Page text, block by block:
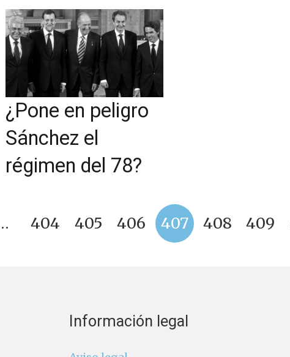
¿Pone en peligro
Sánchez el
régimen del 78?
404 405 406 407 408 409
Información legal